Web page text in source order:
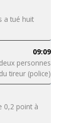
a tué huit
09:09
personnes
tireur (police)
0,2 point à